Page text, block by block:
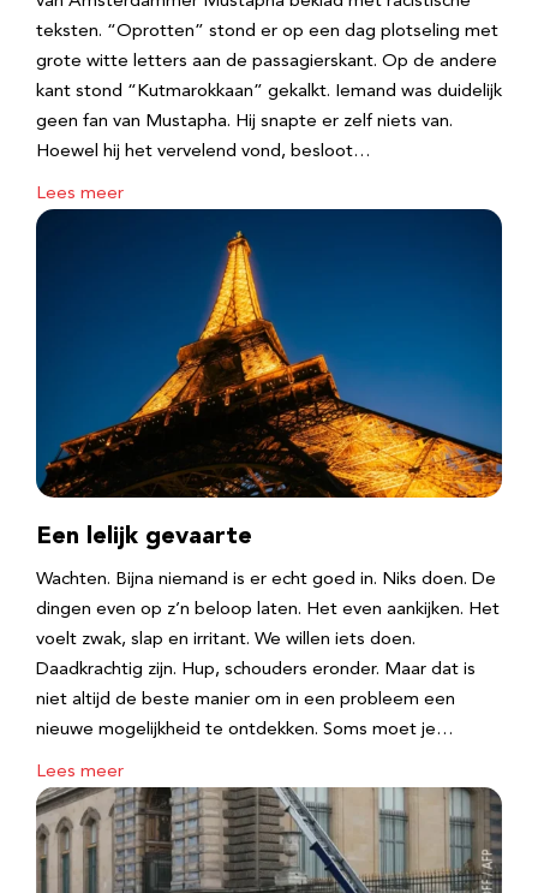
teksten. “Oprotten” stond er op een dag plotseling met
grote witte letters aan de passagierskant. Op de andere
kant stond “Kutmarokkaan” gekalkt. Iemand was duidelijk
geen fan van Mustapha. Hij snapte er zelf niets van.
Hoewel hij het vervelend vond, besloot…
Lees meer
Een lelijk gevaarte
Wachten. Bijna niemand is er echt goed in. Niks doen. De
dingen even op z’n beloop laten. Het even aankijken. Het
voelt zwak, slap en irritant. We willen iets doen.
Daadkrachtig zijn. Hup, schouders eronder. Maar dat is
niet altijd de beste manier om in een probleem een
nieuwe mogelijkheid te ontdekken. Soms moet je…
Lees meer